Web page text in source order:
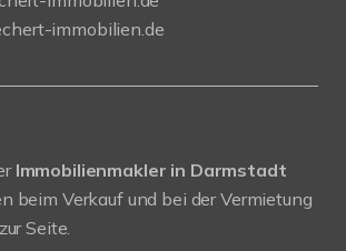
immobilien.de
Immobilienmakler in Darmstadt
beim Verkauf und bei der Vermietung
Seite.